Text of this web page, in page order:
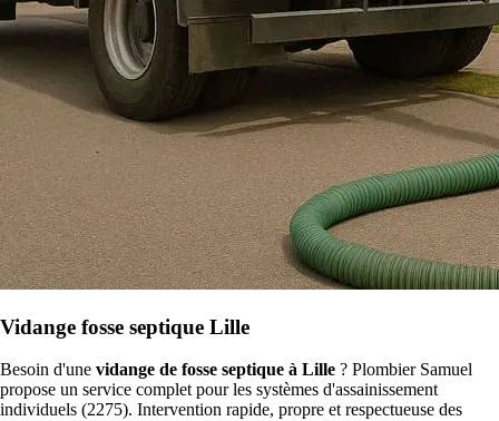
Vidange fosse septique Lille
Besoin d'une vidange de fosse septique à Lille ? Plombier Samuel
propose un service complet pour les systèmes d'assainissement
individuels (2275). Intervention rapide, propre et respectueuse des